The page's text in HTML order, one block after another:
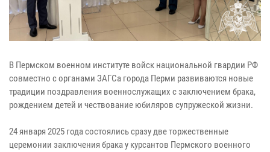
В Пермском военном институте войск национальной гвардии РФ
совместно с органами ЗАГСа города Перми развиваются новые
традиции поздравления военнослужащих с заключением брака,
рождением детей и чествование юбиляров супружеской жизни.
24 января 2025 года состоялись сразу две торжественные
церемонии заключения брака у курсантов Пермского военного